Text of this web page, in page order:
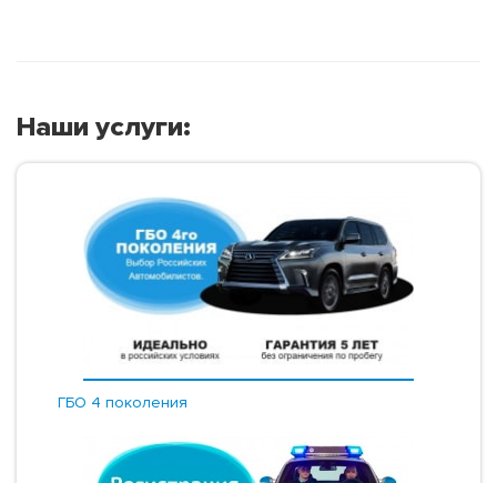
Наши услуги:
ГБО 4 поколения